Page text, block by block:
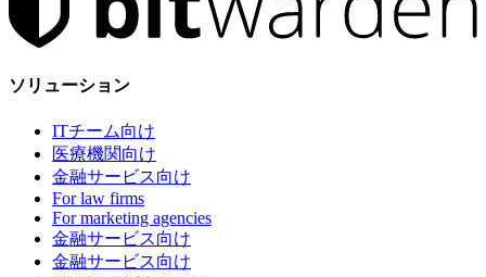
ソリューション
ITチーム向け
医療機関向け
金融サービス向け
For law firms
For marketing agencies
金融サービス向け
金融サービス向け